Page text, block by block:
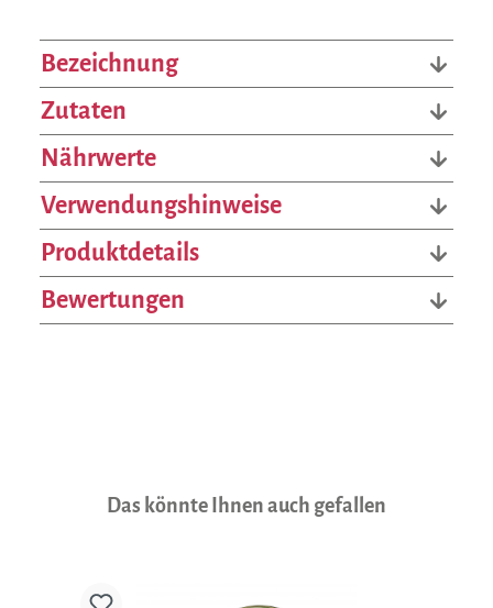
Bezeichnung
Zutaten
Nährwerte
Verwendungshinweise
Produktdetails
Bewertungen
Produktgalerie überspringen
Das könnte Ihnen auch gefallen